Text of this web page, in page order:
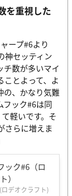
を重視した
ープ#6より
神セッティン
チ数が多いマイ
ことよって、よ
の、かなり気難
フック#6は同
軽いです。そ
さらに増えま
ック#6（ロ
）
デオクラフト)